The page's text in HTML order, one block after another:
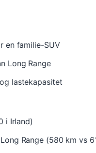
en familie-SUV
Long Range
lastekapasitet
i Irland)
Range (580 km vs